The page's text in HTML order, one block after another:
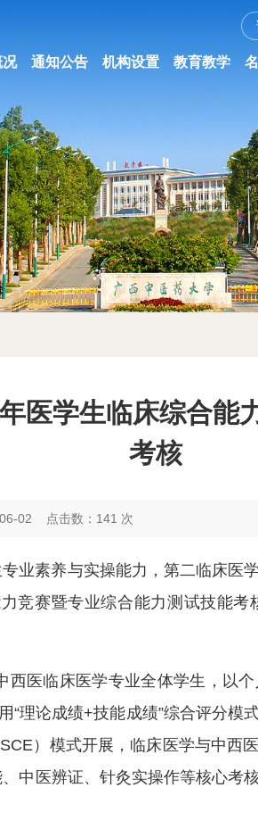
况 通知公告 机构设置 教育教学
医学生临床综合能
考核
02 点击数： 141 次
业素养与实操能力，第二临床医
竞赛暨专业综合能力测试技能考
西医临床医学专业全体学生，以
“理论成绩+技能成绩”综合评分
）模式开展，临床医学与中西
中医辨证、针灸实操作等核心考